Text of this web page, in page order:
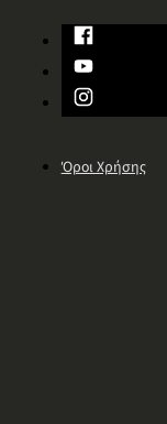
Όροι Χρήσης